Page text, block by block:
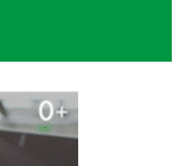
дедова ружья